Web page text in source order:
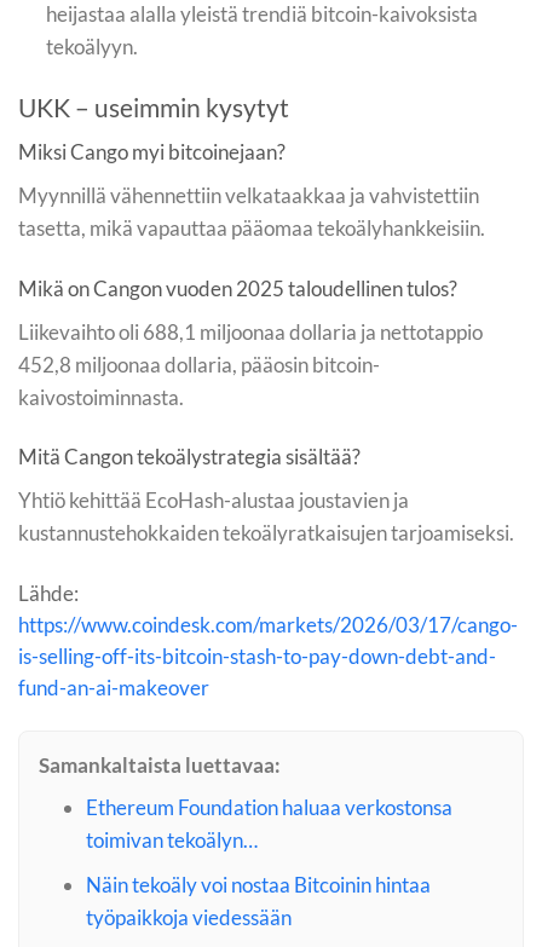
heijastaa alalla yleistä trendiä bitcoin-kaivoksista
tekoälyyn.
UKK – useimmin kysytyt
Miksi Cango myi bitcoinejaan?
Myynnillä vähennettiin velkataakkaa ja vahvistettiin
tasetta, mikä vapauttaa pääomaa tekoälyhankkeisiin.
Mikä on Cangon vuoden 2025 taloudellinen tulos?
Liikevaihto oli 688,1 miljoonaa dollaria ja nettotappio
452,8 miljoonaa dollaria, pääosin bitcoin-
kaivostoiminnasta.
Mitä Cangon tekoälystrategia sisältää?
Yhtiö kehittää EcoHash-alustaa joustavien ja
kustannustehokkaiden tekoälyratkaisujen tarjoamiseksi.
Lähde:
https://www.coindesk.com/markets/2026/03/17/cango-
is-selling-off-its-bitcoin-stash-to-pay-down-debt-and-
fund-an-ai-makeover
Samankaltaista luettavaa:
Ethereum Foundation haluaa verkostonsa
toimivan tekoälyn…
Näin tekoäly voi nostaa Bitcoinin hintaa
työpaikkoja viedessään